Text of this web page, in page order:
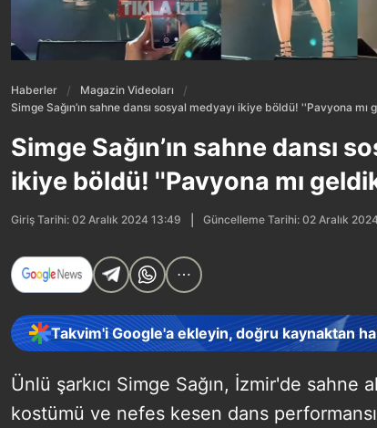
Haberler
Magazin Videoları
Simge Sağın’ın sahne dansı sosyal medyayı ikiye böldü! ''Pavyona
Simge Sağın’ın sahne dansı
ikiye böldü! ''Pavyona mı
Giriş Tarihi: 02 Aralık 2024 13:49 Güncelleme Tarihi: 02 Aralık
Takvim'i Google'a ekleyin, doğru kaynaktan
Ünlü şarkıcı Simge Sağın, İzmir'de sahne
kostümü ve nefes kesen dans